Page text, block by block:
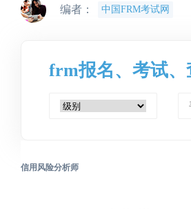
编者： 中国FRM考试网
frm报名、考试、
信用风险分析师